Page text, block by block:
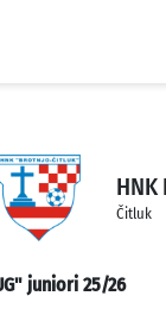
HNK
Čitluk
juniori 25/26